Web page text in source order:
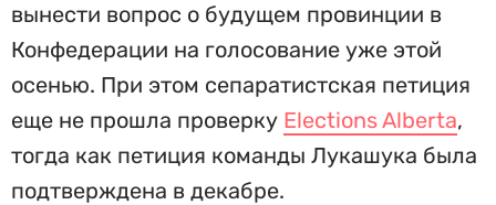
вынести вопрос о будущем провинции в
Конфедерации на голосование уже этой
осенью. При этом сепаратистская петиция
еще не прошла проверку Elections Alberta,
тогда как петиция команды Лукашука была
подтверждена в декабре.